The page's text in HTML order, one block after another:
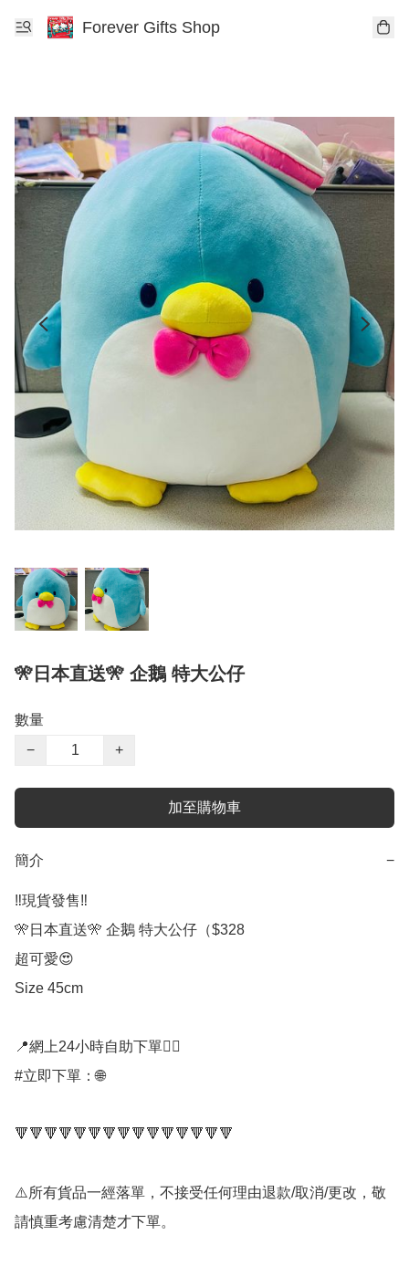
Forever Gifts Shop
🎌日本直送🎌 企鵝 特大公仔
數量
−
+
加至購物車
簡介 −
‼️現貨發售‼️
🎌日本直送🎌 企鵝 特大公仔（$328
超可愛😍
Size 45cm
📍網上24小時自助下單👍🏻
#立即下單：🌐
🔻🔻🔻🔻🔻🔻🔻🔻🔻🔻🔻🔻🔻🔻🔻
⚠️所有貨品一經落單，不接受任何理由退款/取消/更改，敬
請慎重考慮清楚才下單。